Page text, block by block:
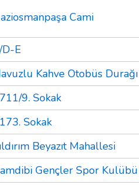
Cami
E
Kahve Otobüs Durağı
9. Sokak
Sokak
Beyazıt Mahallesi
Gençler Spor